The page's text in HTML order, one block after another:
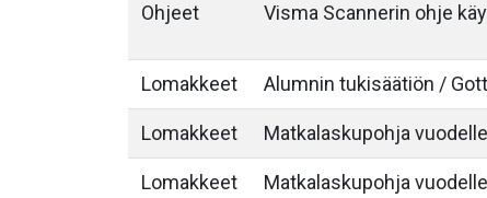
Ohjeet Visma Scannerin ohje
Lomakkeet Alumnin tukisäätiön /
Lomakkeet Matkalaskupohja
Lomakkeet Matkalaskupohja